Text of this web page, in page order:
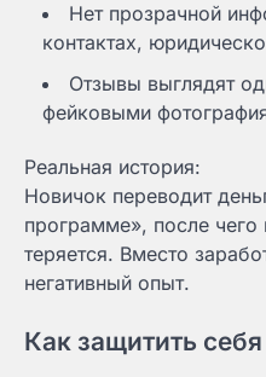
Нет прозрачной
контактах,
Отзывы выглядят
фейковыми
Реальная история:
Новичок переводит
программе», после чего
теряется. Вместо
негативный опыт.
Как защитить себя